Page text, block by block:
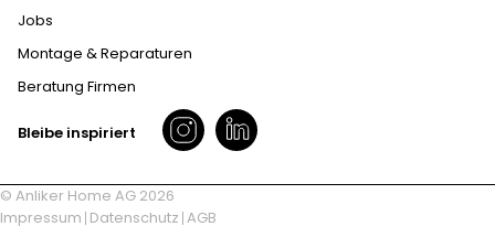
Jobs
Montage & Reparaturen
Beratung Firmen
Bleibe inspiriert
© Anliker Home AG 2026
Impressum Datenschutz AGB